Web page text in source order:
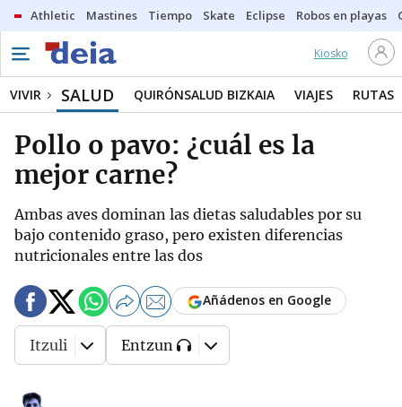
Athletic Mastines Tiempo Skate Eclipse Robos en playas
Kiosko
VIVIR SALUD QUIRÓNSALUD BIZKAIA VIAJES RUTAS
Pollo o pavo: ¿cuál es la
mejor carne?
Ambas aves dominan las dietas saludables por su
bajo contenido graso, pero existen diferencias
nutricionales entre las dos
Añádenos en Google
Itzuli Entzun